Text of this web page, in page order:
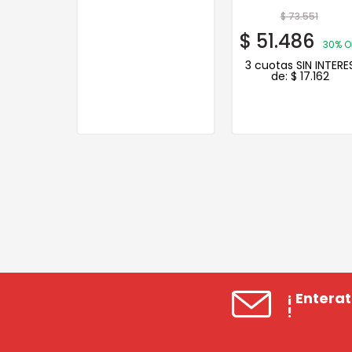
$73.551
$ 51.486 30%
3 cuotas SIN
de: $ 17.162
¡
!